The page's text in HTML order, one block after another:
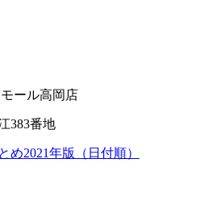
ール高岡店
383番地
2021年版（日付順）